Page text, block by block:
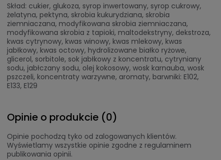
Skład: cukier, glukoza, syrop inwertowany, syrop cukrowy,
żelatyna, pektyna, skrobia kukurydziana, skrobia
ziemniaczana, modyfikowana skrobia ziemniaczana,
modyfikowana skrobia z tapioki, maltodekstryny, dekstroza,
kwas cytrynowy, kwas winowy, kwas mlekowy, kwas
jabłkowy, kwas octowy, hydrolizowane białko ryżowe,
glicerol, sorbitole, sok jabłkowy z koncentratu, cytryniany
sodu, jabłczany sodu, olej kokosowy, wosk karnauba, wosk
pszczeli, koncentraty warzywne, aromaty, barwniki: E102,
E133, E129
Opinie o produkcie (0)
Opinie pochodzą tyko od zalogowanych klientów.
Wyświetlamy wszystkie opinie zgodne z regulaminem
publikowania opinii.